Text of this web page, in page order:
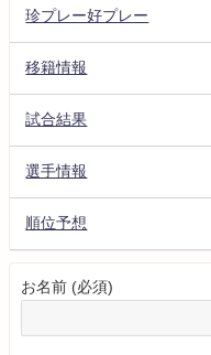
珍プレー好プレー
移籍情報
試合結果
選手情報
順位予想
お名前 (必須)